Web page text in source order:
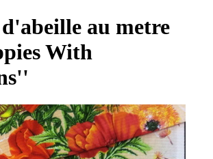
au metre
With